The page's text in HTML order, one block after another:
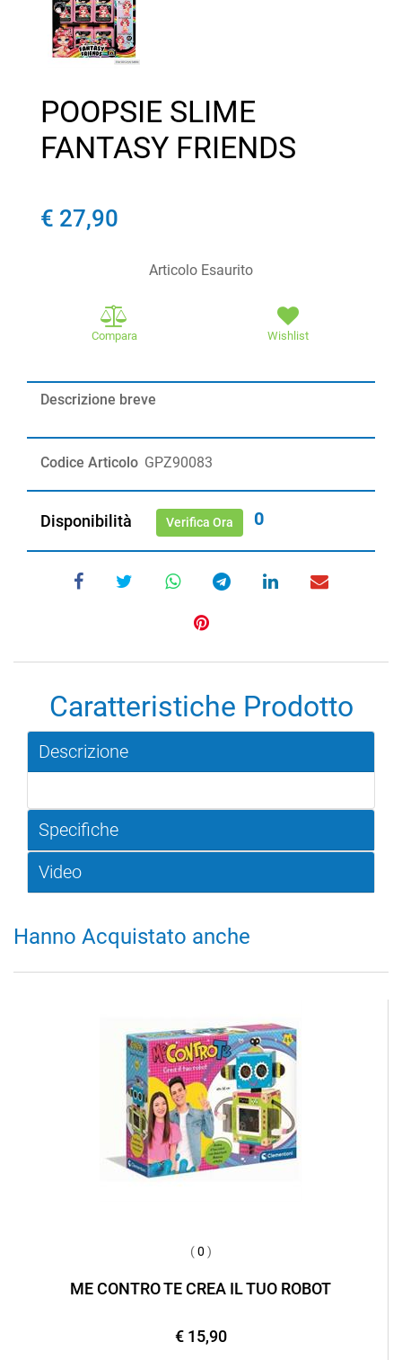
POOPSIE SLIME
FANTASY FRIENDS
€ 27,90
Articolo Esaurito
Compara Wishlist
Descrizione breve
Codice Articolo GPZ90083
Disponibilità Verifica Ora 0
Caratteristiche Prodotto
Descrizione
Specifiche
Video
Hanno Acquistato anche
(0 )
ME CONTRO TE CREA IL TUO ROBOT
€ 15,90